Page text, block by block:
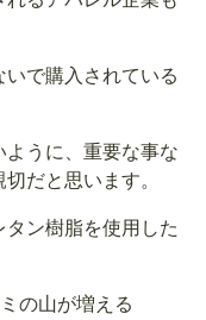
で購入されている
うに、重要な事な
だと思います。
ン樹脂を使用した
の山が増える